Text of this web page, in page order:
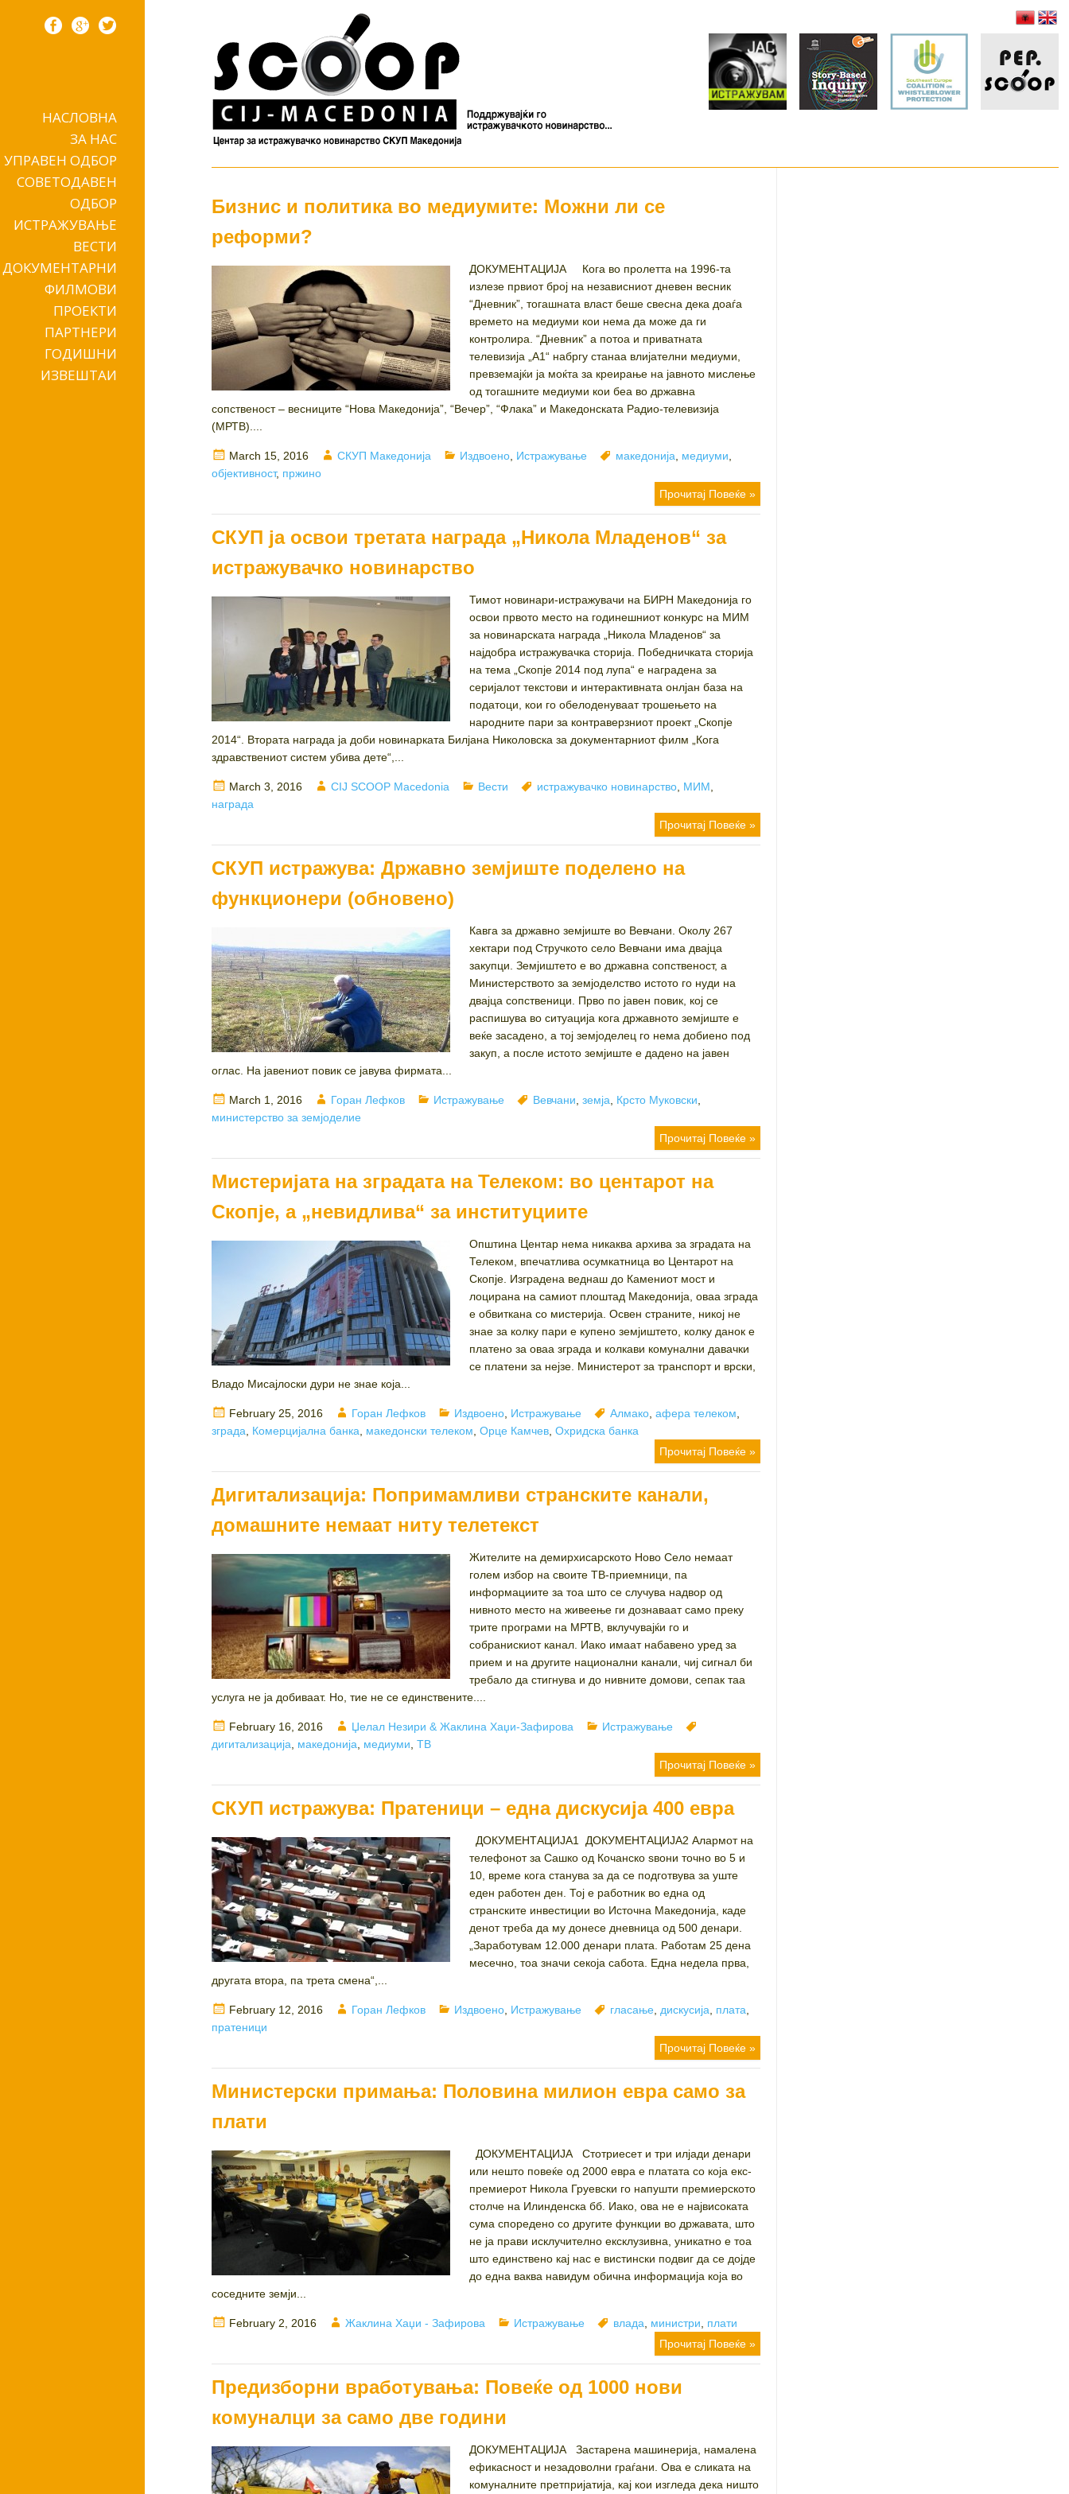
Skip to contentНАСЛОВНА
ЗА НАС
УПРАВЕН ОДБОР
СОВЕТОДАВЕН
ОДБОР
ИСТРАЖУВАЊЕ
ВЕСТИ
ДОКУМЕНТАРНИ
ФИЛМОВИ
ПРОЕКТИ
ПАРТНЕРИ
ГОДИШНИ
ИЗВЕШТАИ
Бизнис и политика во медиумите: Можни ли се
реформи?
ДОКУМЕНТАЦИЈА Кога во пролетта на 1996-та
излезе првиот број на независниот дневен весник
“Дневник”, тогашната власт беше свесна дека доаѓа
времето на медиуми кои нема да може да ги
контролира. “Дневник” а потоа и приватната
телевизија „А1“ набргу станаа влијателни медиуми,
превземајќи ја моќта за креирање на јавното мислење
од тогашните медиуми кои беа во државна
сопственост – весниците “Нова Македонија”, “Вечер”, “Флака” и Македонската Радио-телевизија
(МРТВ)....
Posted
on
March 15, 2016 Author
СКУП Македонија Categories
Издвоено Истражување Tags
македонија медиуми
објективност, пржино
Прочитај Повеќе »
СКУП ја освои третата награда „Никола Младенов“ за
истражувачко новинарство
Тимот новинари-истражувачи на БИРН Македонија го
освои првото место на годинешниот конкурс на МИМ
за новинарската награда „Никола Младенов“ за
најдобра истражувачка сторија. Победничката сторија
на тема „Скопје 2014 под лупа“ е наградена за
серијалот текстови и интерактивната онлјан база на
податоци, кои го обелоденуваат трошењето на
народните пари за контраверзниот проект „Скопје
2014“. Втората награда ја доби новинарката Билјана Николовска за документарниот филм „Кога
здравствениот систем убива дете“,...
Posted
on
March 3, 2016 Author
CIJ SCOOP Macedonia Categories
Вести Tags
истражувачко новинарство МИМ
награда
Прочитај Повеќе »
СКУП истражува: Државно земјиште поделено на
функционери (обновено)
Кавга за државно земјиште во Вевчани. Околу 267
хектари под Стручкото село Вевчани има двајца
закупци. Земјиштето е во државна сопственост, а
Министерството за земјоделство истото го нуди на
двајца сопственици. Прво по јавен повик, кој се
распишува во ситуација кога државното земјиште е
веќе засадено, а тој земјоделец го нема добиено под
закуп, а после истото земјиште е дадено на јавен
оглас. На јавениот повик се јавува фирмата...
Posted
on
March 1, 2016 Author
Горан Лефков Categories
Истражување Tags
Вевчани ,земја Крсто Муковски
министерство за земјоделие
Прочитај Повеќе »
Мистеријата на зградата на Телеком: во центарот на
Скопје, а „невидлива“ за институциите
Општина Центар нема никаква архива за зградата на
Телеком, впечатлива осумкатница во Центарот на
Скопје. Изградена веднаш до Камениот мост и
лоцирана на самиот плоштад Македонија, оваа зграда
е обвиткана со мистерија. Освен страните, никој не
знае за колку пари е купено земјиштето, колку данок е
платено за оваа зграда и колкави комунални давачки
се платени за нејзе. Министерот за транспорт и врски,
Владо Мисајлоски дури не знае која...
Posted
on
February 25, 2016 Author
Горан Лефков Categories
Издвоено Истражување Tags
Алмако ,афера телеком
зграда
Комерцијална банка македонски телеком ,Орце Камчев ,Охридска банка
Прочитај Повеќе »
Дигитализација: Попримамливи странските канали,
домашните немаат ниту телетекст
Жителите на демирхисарското Ново Село немаат
голем избор на своите ТВ-приемници, па
информациите за тоа што се случува надвор од
нивното место на живеење ги дознаваат само преку
трите програми на МРТВ, вклучувајќи го и
собранискиот канал. Иако имаат набавено уред за
прием и на другите национални канали, чиј сигнал би
требало да стигнува и до нивните домови, сепак таа
услуга не ја добиваат. Но, тие не се единствените....
Posted
on
February 16, 2016 Author
Џелал Незири & Жаклина Хаџи-Зафирова Categories
Истражување
дигитализација
македонија медиуми ,ТВ
Прочитај Повеќе »
СКУП истражува: Пратеници – една дискусија 400 евра
ДОКУМЕНТАЦИЈА1 ДОКУМЕНТАЦИЈА2 Aлармот на
телефонот за Сашко од Кочанско ѕвони точно во 5 и
10, време кога станува за да се подготвува за уште
еден работен ден. Тој е работник во една од
странските инвестиции во Источна Македонија, каде
денот треба да му донесе дневница од 500 денари.
„Заработувам 12.000 денари плата. Работам 25 дена
месечно, тоа значи секоја сабота. Една недела прва,
другата втора, па трета смена“,...
Posted
on
February 12, 2016 Author
Горан Лефков Categories
Издвоено Истражување Tags
гласање дискусија плата
пратеници
Прочитај Повеќе »
Министерски примања: Половина милион евра само за
плати
ДОКУМЕНТАЦИЈА Стотриесет и три илјади денари
или нешто повеќе од 2000 евра е платата со која екс-
премиерот Никола Груевски го напушти премиерското
столче на Илинденска бб. Иако, ова не е највисоката
сума споредено со другите функции во државата, што
не ја прави исклучително ексклузивна, уникатно е тоа
што единствено кај нас е вистински подвиг да се дојде
до една ваква навидум обична информација која во
соседните земји...
Posted
February 2, 2016 Author
Жаклина Хаџи - Зафирова Categories
Истражување Tags
влада министри
плати
Прочитај Повеќе »
Предизборни вработувања: Повеќе од 1000 нови
комуналци за само две години
ДОКУМЕНТАЦИЈА Застарена машинерија, намалена
ефикасност и незадоволни граѓани. Ова е сликата на
комуналните претпријатија, кај кои изгледа дека ништо